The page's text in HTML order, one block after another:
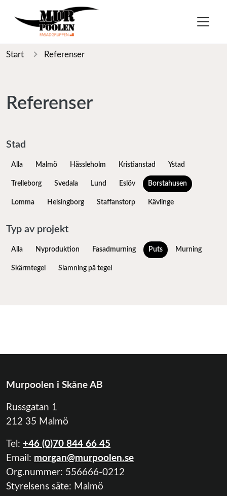
Start Referenser
Referenser
Stad
Alla Malmö Hässleholm Kristianstad Ystad
Trelleborg Svedala Lund Eslöv Borstahusen
Lomma Helsingborg Staffanstorp Kävlinge
Typ av projekt
Alla Nyproduktion Fasadmurning Puts Murning
Skärmtegel Slamning på tegel
Murpoolen i Skåne AB
Russgatan 1
212 35 Malmö
Tel: +46 (0)70 844 66 45
Email: morgan@murpoolen.se
Org.nummer: 556666-0212
Styrelsens säte: Malmö